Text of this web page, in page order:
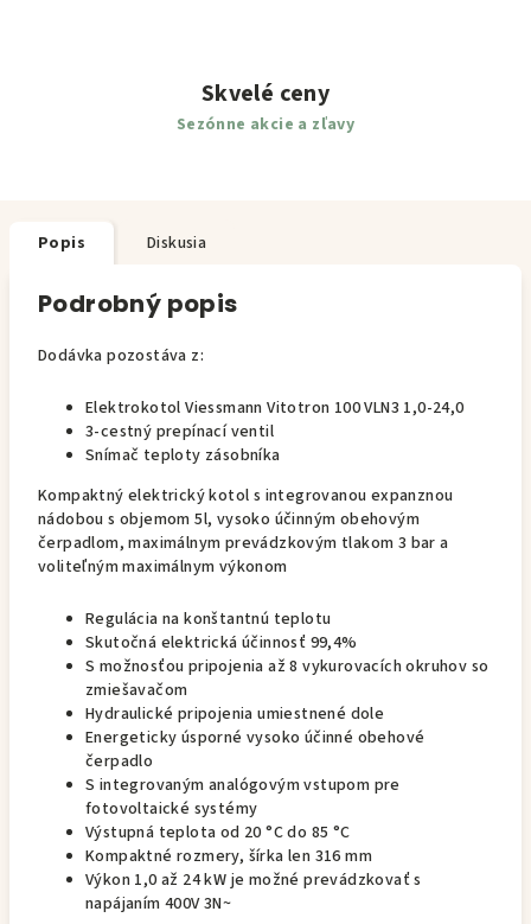
Skvelé ceny
Sezónne akcie a zľavy
Popis Diskusia
Podrobný popis
Dodávka pozostáva z:
Elektrokotol Viessmann Vitotron 100 VLN3 1,0-24,0
3-cestný prepínací ventil
Snímač teploty zásobníka
Kompaktný elektrický kotol s integrovanou expanznou
nádobou s objemom 5l, vysoko účinným obehovým
čerpadlom, maximálnym prevádzkovým tlakom 3 bar a
voliteľným maximálnym výkonom
Regulácia na konštantnú teplotu
Skutočná elektrická účinnosť 99,4%
S možnosťou pripojenia až 8 vykurovacích okruhov so
zmiešavačom
Hydraulické pripojenia umiestnené dole
Energeticky úsporné vysoko účinné obehové
čerpadlo
S integrovaným analógovým vstupom pre
fotovoltaické systémy
Výstupná teplota od 20 °C do 85 °C
Kompaktné rozmery, šírka len 316 mm
Výkon 1,0 až 24 kW je možné prevádzkovať s
napájaním 400V 3N~